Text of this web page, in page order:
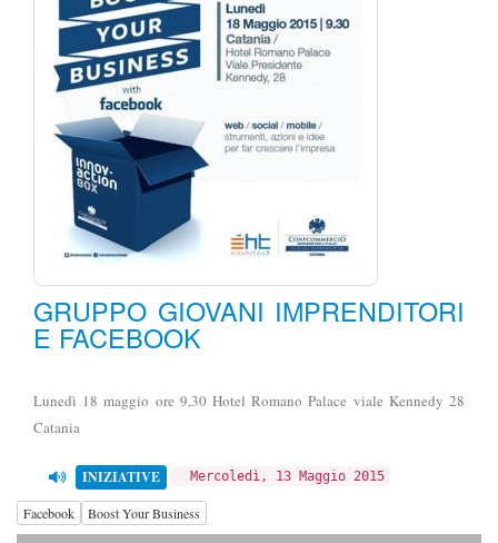
GRUPPO GIOVANI IMPRENDITORI
E FACEBOOK
Lunedì 18 maggio ore 9,30 Hotel Romano Palace viale Kennedy 28
Catania
INIZIATIVE Mercoledì, 13 Maggio 2015
Facebook Boost Your Business